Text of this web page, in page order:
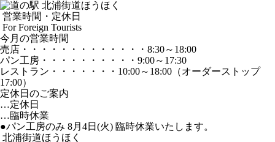
営業時間・定休日
For Foreign Tourists
今月の営業時間
売店 ・・・・・・・・・・・・・ 8:30～18:00
パン工房 ・・・・・・・・・・ 9:00～17:30
レストラン ・・・・・・・ 10:00～18:00 （オーダーストップ
17:00）
定休日のご案内
…定休日
…臨時休業
●パン工房のみ 8月4日(火) 臨時休業いたします。
北浦街道ほうほく